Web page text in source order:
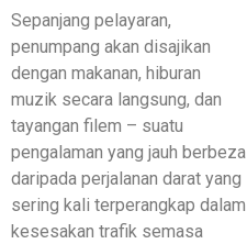
Sepanjang pelayaran,
penumpang akan disajikan
dengan makanan, hiburan
muzik secara langsung, dan
tayangan filem – suatu
pengalaman yang jauh berbeza
daripada perjalanan darat yang
sering kali terperangkap dalam
kesesakan trafik semasa